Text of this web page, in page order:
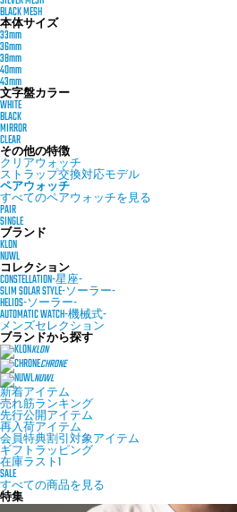
BLACK MESH
本体サイズ
33mm
36mm
38mm
40mm
43mm
文字盤カラー
WHITE
BLACK
MIRROR
CLEAR
その他の特徴
クリアウォッチ
ストラップ交換対応モデル
ペアウォッチ
すべてのペアウォッチを見る
PAIR
SINGLE
ブランド
KLON
NUWL
コレクション
CONSTELLATION-星座-
SLIM SOLAR STYLE-ソーラー-
HELIOS-ソーラー-
AUTOMATIC WATCH-機械式-
メンズセレクション
ブランドから探す
KLON
CHRONE
NUWL
新着アイテム
売れ筋ランキング
先行公開アイテム
再入荷アイテム
会員特典割引対象アイテム
ギフトラッピング
在庫ラスト1
SALE
すべての商品を見る
特集